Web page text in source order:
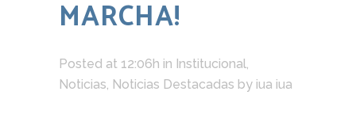
MARCHA!
Posted at 12:06h in Institucional,
Noticias, Noticias Destacadas by iua iua